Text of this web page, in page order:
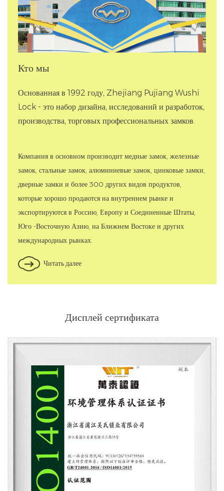
Кто мы
Основанная в 1992 году, Zhejiang Pujiang Wushi
Lock - это набор дизайна, исследований и разработок,
производства, торговых профессиональных замков.
Компания в основном производит медные замок, железные
замок, стальные замок, алюминиевые замок, цинковые замки,
дверные замки и более 300 других видов продуктов,
которые хорошо продаются на внутреннем рынке и
экспортируются в Россию, Европу и Соединенные Штаты,
Юго -Восточную Азию, на Ближнем Востоке и других
международных рынках.
Читать далее
Дисплей сертификата